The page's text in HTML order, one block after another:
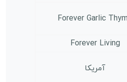
Forever Garlic
Forever Living
آمریکا